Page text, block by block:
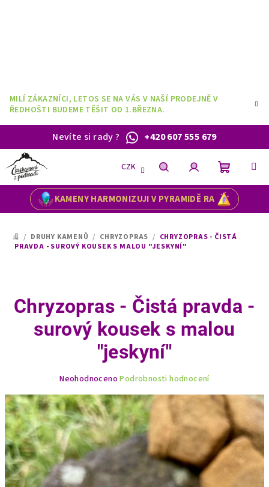
MILÍ ZÁKAZNÍCI, LETOS SE NA VÁS V NAŠÍ PRODEJNĚ V
ŘEDHOŠTI BUDEME TĚŠIT OD 1.BŘEZNA.
Nevíte si rady? +420 607 555 679
KAMENY HARMONIZUJI V PYRAMIDĚ RA
CZK
HledatPřihlášeníNákupní
DOMŮ
/ DRUHY KAMENŮ / CHRYZOPRAS / CHRYZOPRAS - ČISTÁ
PRAVDA - SUROVÝ KOUSEK S MALOU "JESKYNÍ"
Chryzopras - Čistá pravda -
surový kousek s malou
"jeskyní"
produktu
je
0,0
z
5
hvězdiček.
Neohodnoceno Podrobnosti hodnocení